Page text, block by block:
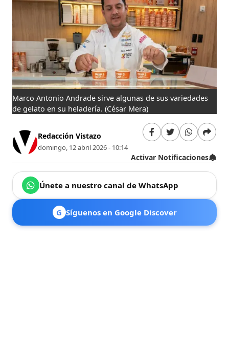
Marco Antonio Andrade sirve algunas de sus variedades
de gelato en su heladería. (César Mera)
Redacción Vistazo
domingo, 12 abril 2026 - 10:14
Activar Notificaciones
Únete a nuestro canal de WhatsApp
G Síguenos en Google Discover